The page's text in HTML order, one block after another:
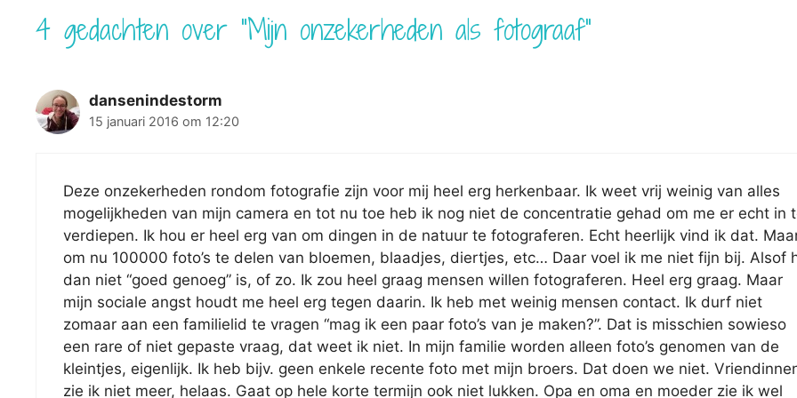
4 gedachten over “Mijn onzekerheden als fotograaf”
dansenindestorm
15 januari 2016 om 12:20
Deze onzekerheden rondom fotografie zijn voor mij heel erg herkenbaar. Ik weet vrij weinig van alles
mogelijkheden van mijn camera en tot nu toe heb ik nog niet de concentratie gehad om me er echt in
verdiepen. Ik hou er heel erg van om dingen in de natuur te fotograferen. Echt heerlijk vind ik dat.
om nu 100000 foto’s te delen van bloemen, blaadjes, diertjes, etc… Daar voel ik me niet fijn bij. Alsof
dan niet “goed genoeg” is, of zo. Ik zou heel graag mensen willen fotograferen. Heel erg graag. Maar
mijn sociale angst houdt me heel erg tegen daarin. Ik heb met weinig mensen contact. Ik durf niet
zomaar aan een familielid te vragen “mag ik een paar foto’s van je maken?”. Dat is misschien sowieso
een rare of niet gepaste vraag, dat weet ik niet. In mijn familie worden alleen foto’s genomen van de
kleintjes, eigenlijk. Ik heb bijv. geen enkele recente foto met mijn broers. Dat doen we niet.
zie ik niet meer, helaas. Gaat op hele korte termijn ook niet lukken. Opa en oma en moeder zie ik wel